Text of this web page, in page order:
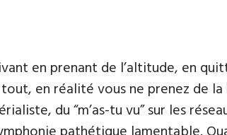
en prenant de l’altitude, en
en réalité vous ne prenez de
du “m’as-tu vu” sur les